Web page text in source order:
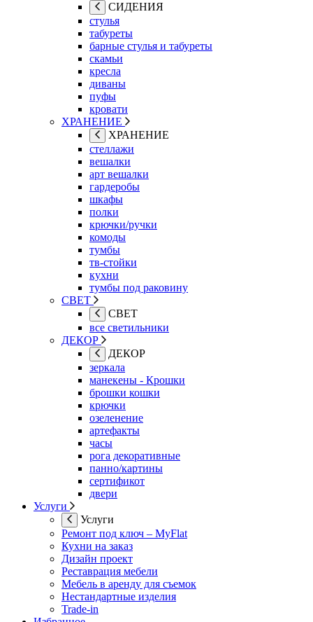
СИДЕНИЯ
стулья
табуреты
барные стулья и табуреты
скамьи
кресла
диваны
пуфы
кровати
ХРАНЕНИЕ
ХРАНЕНИЕ
стеллажи
вешалки
арт вешалки
гардеробы
шкафы
полки
крючки/ручки
комоды
тумбы
тв-стойки
кухни
тумбы под раковину
СВЕТ
СВЕТ
все светильники
ДЕКОР
ДЕКОР
зеркала
манекены - Крошки
брошки кошки
крючки
озеленение
артефакты
часы
рога декоративные
панно/картины
сертификот
двери
Услуги
Услуги
Ремонт под ключ – MyFlat
Кухни на заказ
Дизайн проект
Реставрация мебели
Мебель в аренду для съемок
Нестандартные изделия
Trade-in